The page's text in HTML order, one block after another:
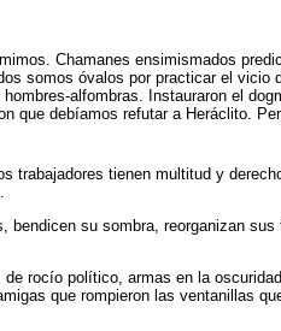
Chamanes ensimismados
somos óvalos por practicar el vicio
alfombras. Instauraron el
que debíamos refutar a Heráclito.
trabajadores tienen multitud y
su sombra, reorganizan
rocío político, armas en la
que rompieron las ventanillas